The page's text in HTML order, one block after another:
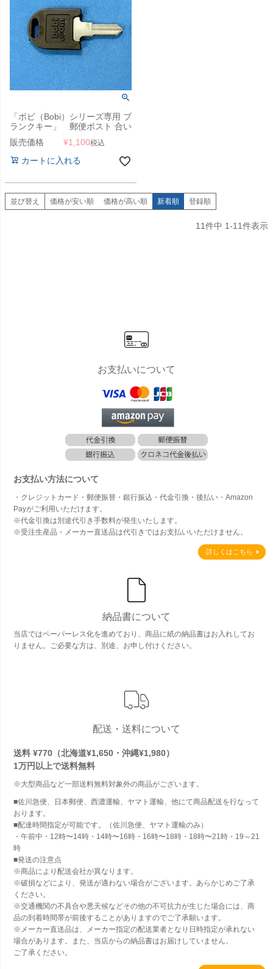
「ボビ（Bobi）シリーズ専用 ブ
ランクキー」 郵便ポスト 合い
カギ作成用
販売価格 ¥1,100税込
カートに入れる
並び替え 価格が安い順 価格が高い順 新着順 登録順
11件中 1-11件表示
お支払いについて
お支払い方法について
・クレジットカード・郵便振替・銀行振込・代金引換・後払い・Amazon
Payがご利用いただけます。
※代金引換は別途代引き手数料が発生いたします。
※受注生産品・メーカー直送品は代引きではお支払いいただけません。
詳しくはこちら
納品書について
当店ではペーパーレス化を進めており、商品に紙の納品書はお入れしてお
りません。ご必要な方は、別途、お申し付けください。
配送・送料について
送料 ¥770（北海道¥1,650・沖縄¥1,980）
1万円以上で送料無料
※大型商品など一部送料無料対象外の商品がございます。
■佐川急便、日本郵便、西濃運輸、ヤマト運輸、他にて商品配送を行なって
おります。
■配達時間指定が可能です。（佐川急便、ヤマト運輸のみ）
・午前中・12時〜14時・14時〜16時・16時〜18時・18時〜21時・19～21
時
■発送の注意点
※商品により配送会社が異なります。
※破損などにより、発送が適わない場合がございます。あらかじめご了承
ください。
※交通機関の不具合や悪天候などその他の不可抗力が生じた場合には、商
品の到着時間帯が前後することがありますのでご了承願います。
※メーカー直送品は、メーカー指定の配送業者となり日時指定が承れない
場合があります。また、当店からの納品書はお届けしていません。
ご了承ください。